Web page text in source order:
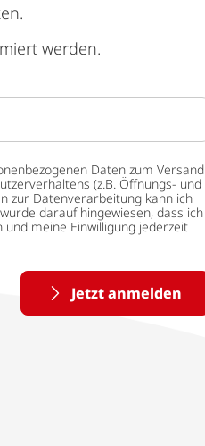
werden.
Daten zum Versand
(z.B. Öffnungs- und
zur Datenverarbeitung kann ich
darauf hingewiesen, dass ich
meine Einwilligung jederzeit
Jetzt anmelden